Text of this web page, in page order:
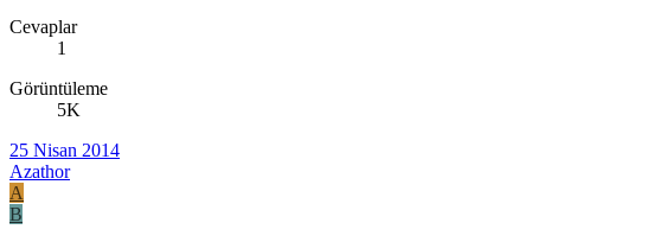
Cevaplar
1
Görüntüleme
5K
25 Nisan 2014
Azathor
A
B